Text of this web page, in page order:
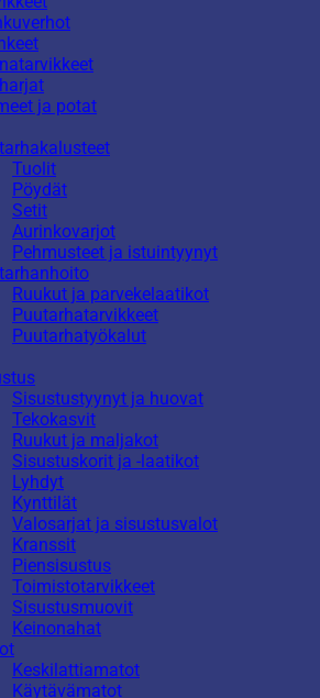
ja potat
Tuolit
Pöydät
Setit
Aurinkovarjot
Pehmusteet ja istuintyynyt
Ruukut ja parvekelaatikot
Puutarhatarvikkeet
Puutarhatyökalut
Sisustustyynyt ja huovat
Tekokasvit
Ruukut ja maljakot
Sisustuskorit ja -laatikot
Lyhdyt
Kynttilät
Valosarjat ja sisustusvalot
Kranssit
Piensisustus
Toimistotarvikkeet
Sisustusmuovit
Keinonahat
Keskilattiamatot
Käytävämatot